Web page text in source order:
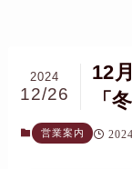
12
「
2024
12/26
営業案内